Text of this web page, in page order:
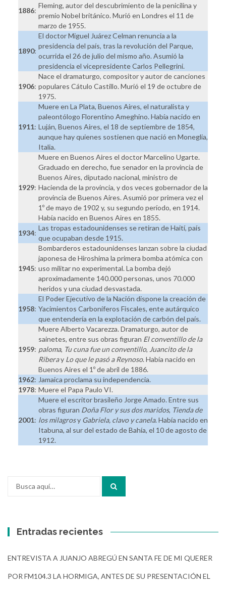
1886:
Fleming, autor del descubrimiento de la penicilina y
premio Nobel británico. Murió en Londres el 11 de
marzo de 1955.
1890:
El doctor Miguel Juárez Celman renuncia a la
presidencia del país, tras la revolución del Parque,
ocurrida el 26 de julio del mismo año. Asumió la
presidencia el vicepresidente Carlos Pellegrini.
1906:
Nace el dramaturgo, compositor y autor de canciones
populares Cátulo Castillo. Murió el 19 de octubre de
1975.
1911:
Muere en La Plata, Buenos Aires, el naturalista y
paleontólogo Florentino Ameghino. Había nacido en
Luján, Buenos Aires, el 18 de septiembre de 1854,
aunque hay quienes sostienen que nació en Moneglia,
Italia.
1929:
Muere en Buenos Aires el doctor Marcelino Ugarte.
Graduado en derecho, fue senador en la provincia de
Buenos Aires, diputado nacional, ministro de
Hacienda de la provincia, y dos veces gobernador de la
provincia de Buenos Aires. Asumió por primera vez el
1º de mayo de 1902 y, su segundo período, en 1914.
Había nacido en Buenos Aires en 1855.
1934:
Las tropas estadounidenses se retiran de Haití, país
que ocupaban desde 1915.
1945:
Bombarderos estadounidenses lanzan sobre la ciudad
japonesa de Hiroshima la primera bomba atómica con
uso militar no experimental. La bomba dejó
aproximadamente 140.000 personas, unos 70.000
heridos y una ciudad desvastada.
1958:
El Poder Ejecutivo de la Nación dispone la creación de
Yacimientos Carboníferos Fiscales, ente autárquico
que entendería en la explotación de carbón del país.
1959:
Muere Alberto Vacarezza. Dramaturgo, autor de
sainetes, entre sus obras figuran El conventillo de la
paloma, Tu cuna fue un conventillo, Juancito de la
Riberay Lo que le pasó a Reynoso. Había nacido en
Buenos Aires el 1º de abril de 1886.
1962: Jamaica proclama su independencia.
1978: Muere el Papa Paulo VI.
2001:
Muere el escritor brasileño Jorge Amado. Entre sus
obras figuran Doña Flor y sus dos maridos, Tienda de
los milagrosy Gabriela, clavo y canela. Había nacido en
Itabuna, al sur del estado de Bahía, el 10 de agosto de
1912.
Entradas recientes
ENTREVISTA A JUANJO ABREGÚ EN SANTA FE DE MI QUERER
POR FM104.3 LA HORMIGA, ANTES DE SU PRESENTACIÓN EL